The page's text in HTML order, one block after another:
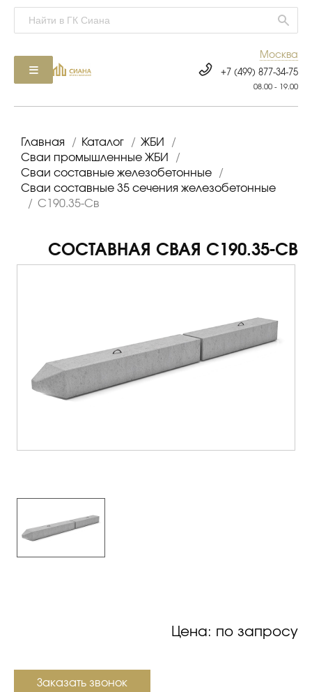
Москва
+7 (499) 877-34-75
08.00 - 19.00
Главная / Каталог / ЖБИ
/
Сваи промышленные ЖБИ
/
Сваи составные железобетонные
/
Сваи составные 35 сечения железобетонные
/ С190.35-Св
СОСТАВНАЯ СВАЯ С190.35-СВ
Цена: по запросу
Заказать звонок